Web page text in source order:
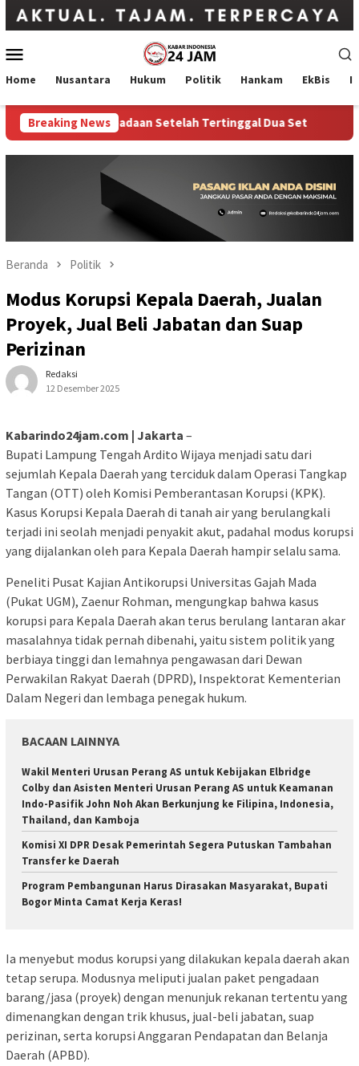
Loncat
Mobile
Home Nusantara Hukum Politik Hankam EkBis
Breaking News
Balikkan Keadaan Setelah Tertinggal Dua Set
Beranda Politik
Modus Korupsi Kepala Daerah, Jualan
Proyek, Jual Beli Jabatan dan Suap
Perizinan
Redaksi
12 Desember 2025
Kabarindo24jam.com | Jakarta –
Bupati Lampung Tengah Ardito Wijaya menjadi satu dari
sejumlah Kepala Daerah yang terciduk dalam Operasi Tangkap
Tangan (OTT) oleh Komisi Pemberantasan Korupsi (KPK).
Kasus Korupsi Kepala Daerah di tanah air yang berulangkali
terjadi ini seolah menjadi penyakit akut, padahal modus korupsi
yang dijalankan oleh para Kepala Daerah hampir selalu sama.
Peneliti Pusat Kajian Antikorupsi Universitas Gajah Mada
(Pukat UGM), Zaenur Rohman, mengungkap bahwa kasus
korupsi para Kepala Daerah akan terus berulang lantaran akar
masalahnya tidak pernah dibenahi, yaitu sistem politik yang
berbiaya tinggi dan lemahnya pengawasan dari Dewan
Perwakilan Rakyat Daerah (DPRD), Inspektorat Kementerian
Dalam Negeri dan lembaga penegak hukum.
BACAAN LAINNYA
Wakil Menteri Urusan Perang AS untuk Kebijakan Elbridge
Colby dan Asisten Menteri Urusan Perang AS untuk Keamanan
Indo-Pasifik John Noh Akan Berkunjung ke Filipina, Indonesia,
Thailand, dan Kamboja
Komisi XI DPR Desak Pemerintah Segera Putuskan Tambahan
Transfer ke Daerah
Program Pembangunan Harus Dirasakan Masyarakat, Bupati
Bogor Minta Camat Kerja Keras!
Ia menyebut modus korupsi yang dilakukan kepala daerah akan
tetap serupa. Modusnya meliputi jualan paket pengadaan
barang/jasa (proyek) dengan menunjuk rekanan tertentu yang
dimenangkan dengan trik khusus, jual-beli jabatan, suap
perizinan, serta korupsi Anggaran Pendapatan dan Belanja
Daerah (APBD).